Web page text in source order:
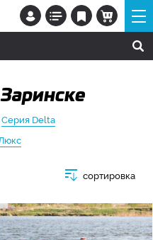
Серия Delta
сортировка